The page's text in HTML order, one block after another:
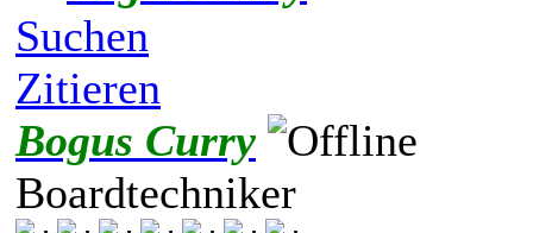
Suchen
Zitieren
Bogus Curry
Boardtechniker